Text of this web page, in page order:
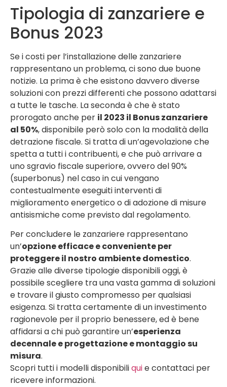
Tipologia di zanzariere e
Bonus 2023
Se i costi per l’installazione delle zanzariere
rappresentano un problema, ci sono due buone
notizie. La prima è che esistono davvero diverse
soluzioni con prezzi differenti che possono adattarsi
a tutte le tasche. La seconda è che è stato
prorogato anche per il 2023 il Bonus zanzariere
al 50%, disponibile però solo con la modalità della
detrazione fiscale. Si tratta di un’agevolazione che
spetta a tutti i contribuenti, e che può arrivare a
uno sgravio fiscale superiore, ovvero del 90%
(superbonus) nel caso in cui vengano
contestualmente eseguiti interventi di
miglioramento energetico o di adozione di misure
antisismiche come previsto dal regolamento.
Per concludere le zanzariere rappresentano
un’opzione efficace e conveniente per
proteggere il nostro ambiente domestico.
Grazie alle diverse tipologie disponibili oggi, è
possibile scegliere tra una vasta gamma di soluzioni
e trovare il giusto compromesso per qualsiasi
esigenza. Si tratta certamente di un investimento
ragionevole per il proprio benessere, ed è bene
affidarsi a chi può garantire un’esperienza
decennale e progettazione e montaggio su
misura.
Scopri tutti i modelli disponibiliquie contattaci per
ricevere informazioni.